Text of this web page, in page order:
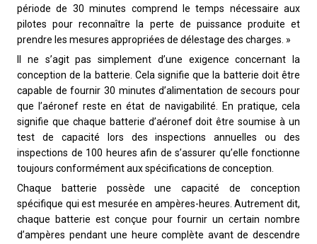
période de 30 minutes comprend le temps nécessaire aux
pilotes pour reconnaître la perte de puissance produite et
prendre les mesures appropriées de délestage des charges. »
Il ne s’agit pas simplement d’une exigence concernant la
conception de la batterie. Cela signifie que la batterie doit être
capable de fournir 30 minutes d’alimentation de secours pour
que l’aéronef reste en état de navigabilité. En pratique, cela
signifie que chaque batterie d’aéronef doit être soumise à un
test de capacité lors des inspections annuelles ou des
inspections de 100 heures afin de s’assurer qu’elle fonctionne
toujours conformément aux spécifications de conception.
Chaque batterie possède une capacité de conception
spécifique qui est mesurée en ampères-heures. Autrement dit,
chaque batterie est conçue pour fournir un certain nombre
d’ampères pendant une heure complète avant de descendre